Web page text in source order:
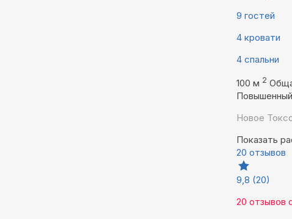
9 гостей
4 кровати
4 спальни
100 м 2
Новое
Показать
20 отзывов
9,8 (20)
20 отзывов